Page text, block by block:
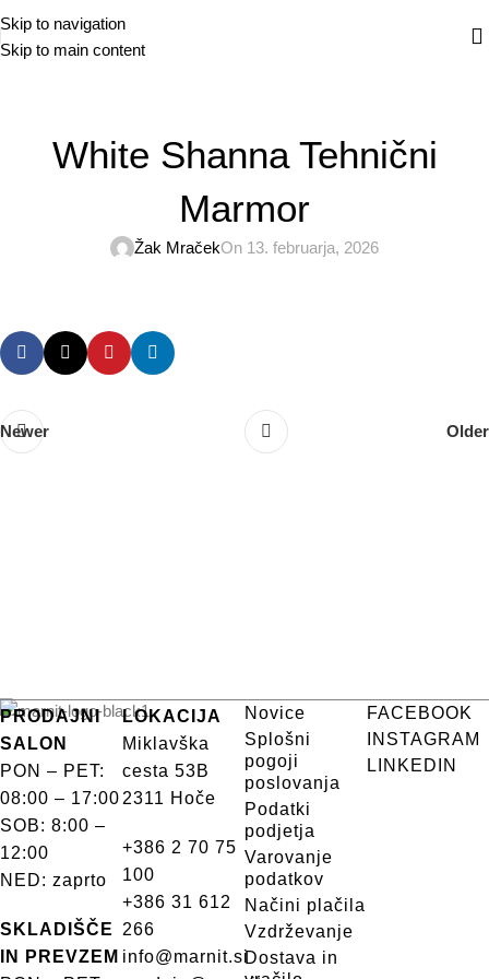
Skip to navigation
Skip to main content
White Shanna Tehnični
Marmor
Žak MračekOn 13. februarja, 2026
Newer Older
PRODAJNI
SALON
PON – PET:
08:00 – 17:00
SOB: 8:00 –
12:00
NED: zaprto
SKLADIŠČE
IN PREVZEM
LOKACIJA
Miklavška
cesta 53B
2311 Hoče
+386 2 70 75
100
+386 31 612
266
info@marnit.si
Novice
Splošni
pogoji
poslovanja
Podatki
podjetja
Varovanje
podatkov
Načini plačila
Vzdrževanje
Dostava in
FACEBOOK
INSTAGRAM
LINKEDIN